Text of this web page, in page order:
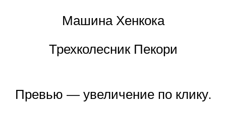
Машина Хенкока
Трехколесник Пекори
Превью — увеличение по клику.